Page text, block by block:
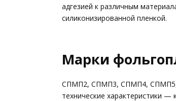
адгезией к различным
силиконизированной пленкой.
Марки
СПМП2, СПМП3, СПМП4, СПМП5,
технические характеристики